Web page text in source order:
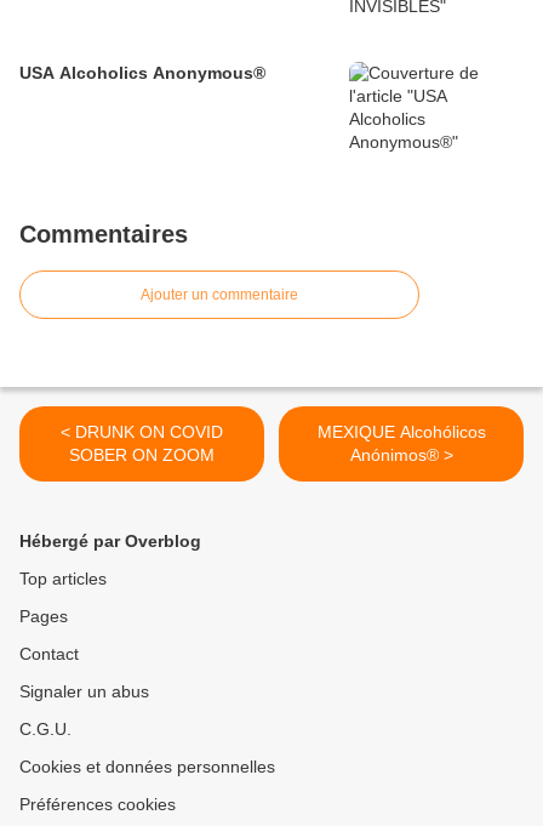
USA Alcoholics Anonymous®
Commentaires
Ajouter un commentaire
< DRUNK ON COVID
SOBER ON ZOOM
MEXIQUE Alcohólicos
Anónimos® >
Hébergé par Overblog
Top articles
Pages
Contact
Signaler un abus
C.G.U.
Cookies et données personnelles
Préférences cookies